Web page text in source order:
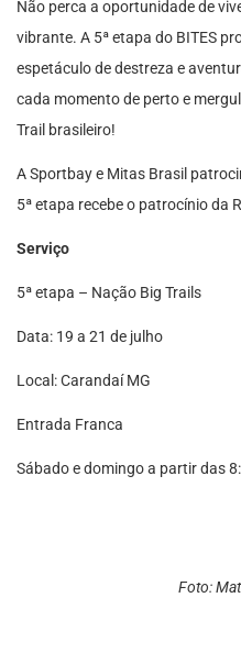
Não perca a oportunidade de
vibrante. A 5ª etapa do BITES
espetáculo de destreza e
cada momento de perto e
Trail brasileiro!
A Sportbay e Mitas Brasil
5ª etapa recebe o patrocínio da
Serviço
5ª etapa – Nação Big Trails
Data: 19 a 21 de julho
Local: Carandaí MG
Entrada Franca
Sábado e domingo a partir das
Foto: